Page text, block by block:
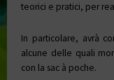
teorici e pratici, per
In particolare, avrà
alcune delle quali
con la sac à poche.